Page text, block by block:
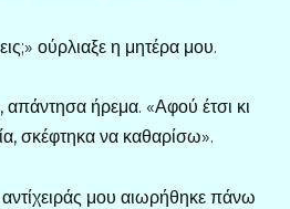
ούρλιαξε η μητέρα μου.
απάντησα ήρεμα. «Αφού έτσι κι
σκέφτηκα να καθαρίσω».
μου αιωρήθηκε πάνω